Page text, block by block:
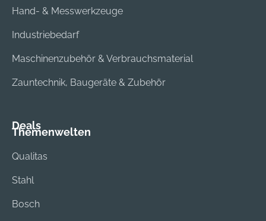
Hand- & Messwerkzeuge
Industriebedarf
Maschinenzubehör & Verbrauchsmaterial
Zauntechnik, Baugeräte & Zubehör
Deals
Themenwelten
Qualitas
Stahl
Bosch